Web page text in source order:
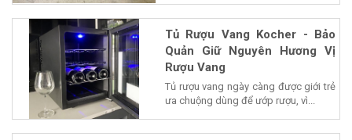
Tủ Rượu Vang Kocher - Bảo
Quản Giữ Nguyên Hương Vị
Rượu Vang
Tủ rượu vang ngày càng được giới trẻ
ưa chuộng dùng để ướp rượu, vì...